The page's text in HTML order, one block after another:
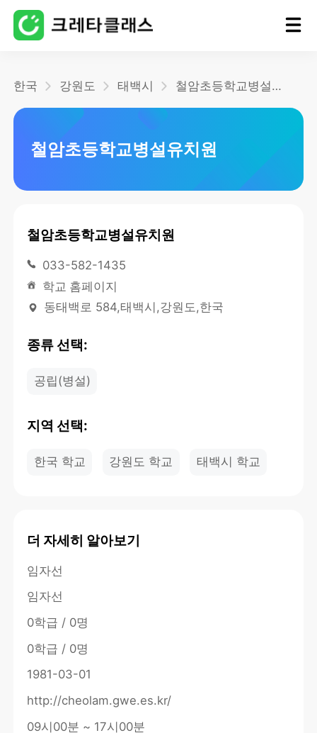
한국 강원도 태백시 철암초등학교병설유치원
철암초등학교병설유치원
철암초등학교병설유치원
033-582-1435
학교 홈페이지
동태백로 584,태백시,강원도,한국
종류 선택:
공립(병설)
지역 선택:
한국 학교 강원도 학교 태백시 학교
더 자세히 알아보기
임자선
임자선
0학급 / 0명
0학급 / 0명
1981-03-01
http://cheolam.gwe.es.kr/
09시00분 ~ 17시00분